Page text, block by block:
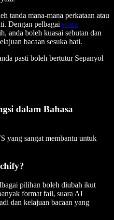
tanda mana-mana perkataan atau
Dengan pelbagai suara
anda boleh kuasai sebutan dan
bacaan sesuka hati.
pasti boleh bertutur Sepanyol
dalam Bahasa
yang sangat membantu untuk
pilihan boleh diubah ikut
format fail, suara AI
dan kelajuan bacaan yang